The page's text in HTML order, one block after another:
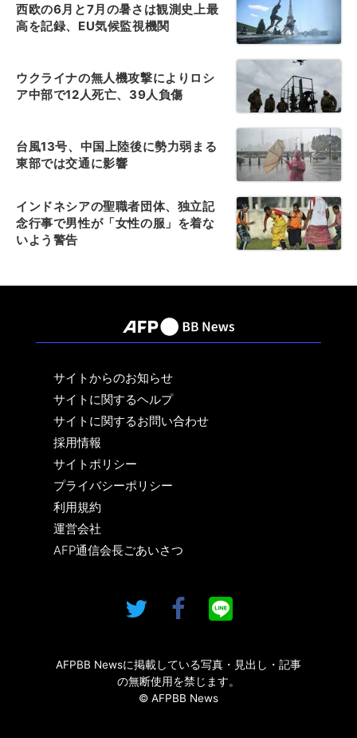
西欧の6月と7月の暑さは観測史上最
高を記録、EU気候監視機関
ウクライナの無人機攻撃によりロシ
ア中部で12人死亡、39人負傷
台風13号、中国上陸後に勢力弱まる
東部では交通に影響
インドネシアの聖職者団体、独立記
念行事で男性が「女性の服」を着な
いよう警告
サイトからのお知らせ
サイトに関するヘルプ
サイトに関するお問い合わせ
採用情報
サイトポリシー
プライバシーポリシー
利用規約
運営会社
AFP通信会長ごあいさつ
AFPBB Newsに掲載している写真・見出し・記事
の無断使用を禁じます。
© AFPBB News